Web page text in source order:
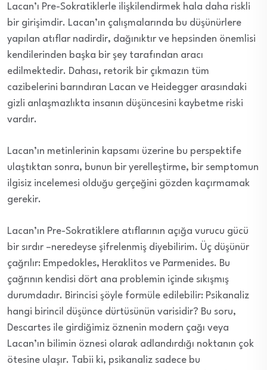
Lacan’ı Pre-Sokratiklerle ilişkilendirmek hala daha riskli
bir girişimdir. Lacan’ın çalışmalarında bu düşünürlere
yapılan atıflar nadirdir, dağınıktır ve hepsinden önemlisi
kendilerinden başka bir şey tarafından aracı
edilmektedir. Dahası, retorik bir çıkmazın tüm
cazibelerini barındıran Lacan ve Heidegger arasındaki
gizli anlaşmazlıkta insanın düşüncesini kaybetme riski
vardır.
Lacan’ın metinlerinin kapsamı üzerine bu perspektife
ulaştıktan sonra, bunun bir yerelleştirme, bir semptomun
ilgisiz incelemesi olduğu gerçeğini gözden kaçırmamak
gerekir.
Lacan’ın Pre-Sokratiklere atıflarının açığa vurucu gücü
bir sırdır –neredeyse şifrelenmiş diyebilirim. Üç düşünür
çağrılır: Empedokles, Heraklitos ve Parmenides. Bu
çağrının kendisi dört ana problemin içinde sıkışmış
durumdadır. Birincisi şöyle formüle edilebilir: Psikanaliz
hangi birincil düşünce dürtüsünün varisidir? Bu soru,
Descartes ile girdiğimiz öznenin modern çağı veya
Lacan’ın bilimin öznesi olarak adlandırdığı noktanın çok
ötesine ulaşır. Tabii ki, psikanaliz sadece bu